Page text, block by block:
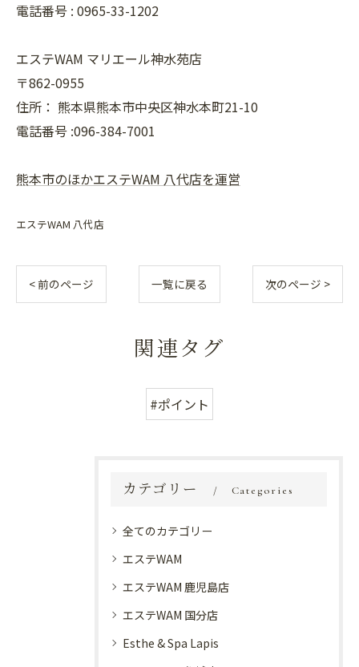
電話番号 : 0965-33-1202
エステWAM マリエール神水苑店
〒862-0955
住所： 熊本県熊本市中央区神水本町21-10
電話番号 :096-384-7001
熊本市のほかエステWAM 八代店を運営
エステWAM 八代店
< 前のページ 一覧に戻る 次のページ >
関連タグ
#ポイント
カテゴリー Categories
全てのカテゴリー
エステWAM
エステWAM 鹿児島店
エステWAM 国分店
Esthe & Spa Lapis